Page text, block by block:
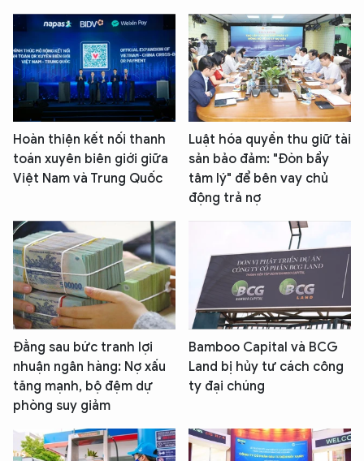
Hoàn thiện kết nối thanh
toán xuyên biên giới giữa
Việt Nam và Trung Quốc
Luật hóa quyền thu giữ tài
sản bảo đảm: "Đòn bẩy
tâm lý" để bên vay chủ
động trả nợ
Đằng sau bức tranh lợi
nhuận ngân hàng: Nợ xấu
tăng mạnh, bộ đệm dự
phòng suy giảm
Bamboo Capital và BCG
Land bị hủy tư cách công
ty đại chúng